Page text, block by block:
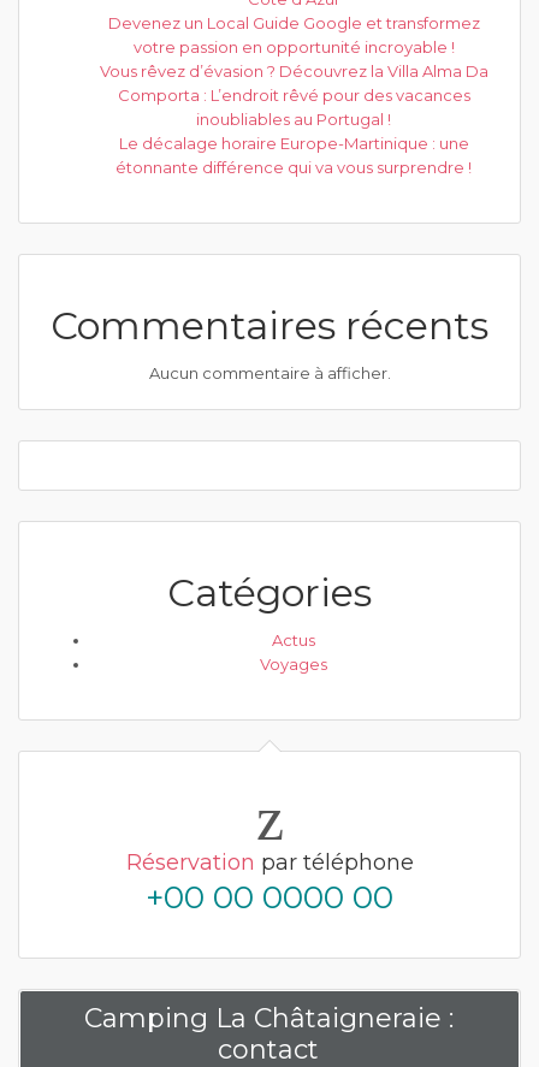
Devenez un Local Guide Google et transformez
votre passion en opportunité incroyable !
Vous rêvez d’évasion ? Découvrez la Villa Alma Da
Comporta : L’endroit rêvé pour des vacances
inoubliables au Portugal !
Le décalage horaire Europe-Martinique : une
étonnante différence qui va vous surprendre !
Commentaires récents
Aucun commentaire à afficher.
Catégories
Actus
Voyages
Réservation par téléphone
+00 00 0000 00
Camping La Châtaigneraie :
contact